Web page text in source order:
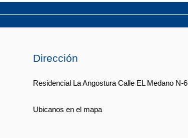
Dirección
Residencial La Angostura Calle EL Medano N-6
Ubicanos en el mapa